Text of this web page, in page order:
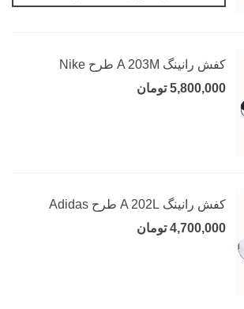
کفش رانینگ A 203M طرح Nike
5,800,000 تومان
کفش رانینگ A 202L طرح Adidas
4,700,000 تومان